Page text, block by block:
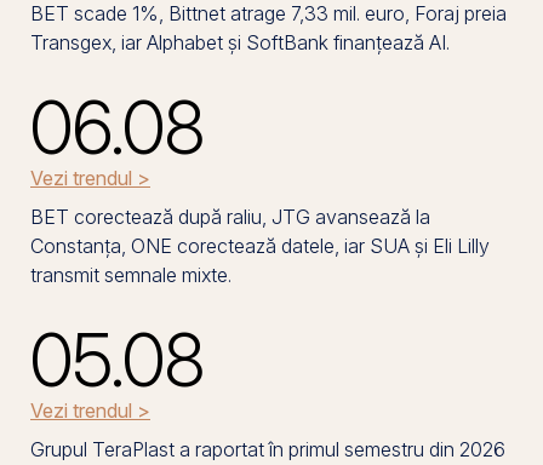
BET scade 1%, Bittnet atrage 7,33 mil. euro, Foraj preia
Transgex, iar Alphabet și SoftBank finanțează AI.
06.08
Vezi trendul >
BET corectează după raliu, JTG avansează la
Constanța, ONE corectează datele, iar SUA și Eli Lilly
transmit semnale mixte.
05.08
Vezi trendul >
Grupul TeraPlast a raportat în primul semestru din 2026